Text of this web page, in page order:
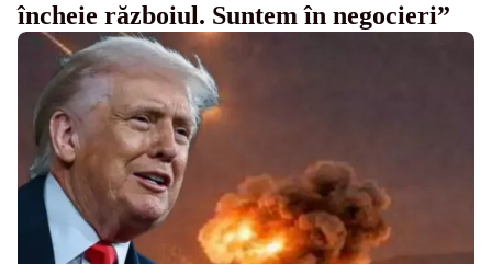
încheie războiul. Suntem în negocieri”